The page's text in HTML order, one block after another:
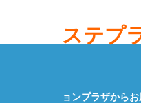
ステプ
ョンプラザから